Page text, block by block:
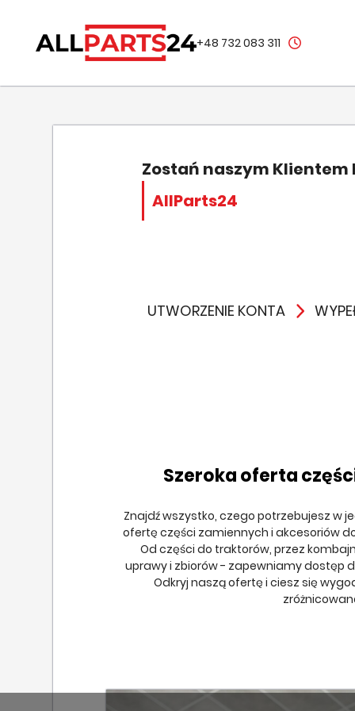
+48 732 083 311
Zostań naszym
AllParts24
UTWORZENIE KONTA
Szeroka oferta
Znajdź wszystko, czego potrzebujesz w
ofertę części zamiennych i akcesoriów
Od części do traktorów, przez
uprawy i zbiorów - zapewniamy dostęp
Odkryj naszą ofertę i ciesz się